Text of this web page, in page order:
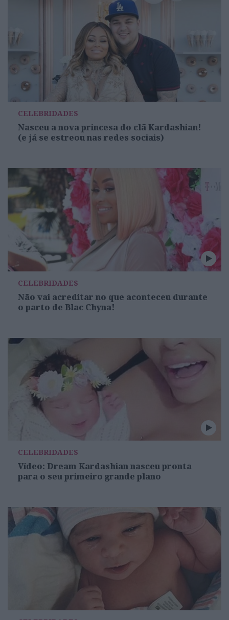
CELEBRIDADES
Nasceu a nova princesa do clã Kardashian!
(e já se estreou nas redes sociais)
CELEBRIDADES
Não vai acreditar no que aconteceu durante
o parto de Blac Chyna!
CELEBRIDADES
Vídeo: Dream Kardashian nasceu pronta
para o seu primeiro grande plano